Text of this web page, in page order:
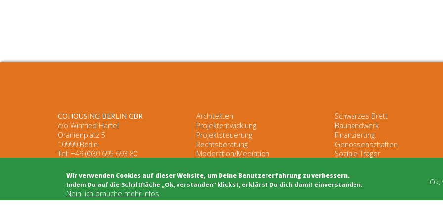
COHOUSING BERLIN GBR
c/o Winfried Härtel
Oranienplatz 5
10999 Berlin
Tel: +49 (0)30 695 693 80
Architekten
Projektentwicklung
Projektsteuerung
Rechtsberatung
Moderation/Mediation
Schwarzes Brett
Bauhandwerk
Finanzierung
Genossenschaften
Soziale Träger
Wir verwenden Cookies auf dieser Website, um Deine Benutzererfahrung zu verbessern.
​Indem Du auf die Schaltfläche „Ok, verstanden“ klickst, erklärst Du dich damit einverstanden.
Nein, ich brauche mehr Infos